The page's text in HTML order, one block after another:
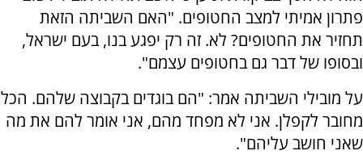
פתרון אמיתי למצב החטופים. "האם השביתה הזאת
תחזיר את החטופים? לא. זה רק יפגע בנו, בעם ישראל,
ובסופו של דבר גם בחטופים עצמם".
על מובילי השביתה אמר: "הם בוגדים בקבוצה שלהם. הכל
מחובר לקפלן. אני לא מפחד מהם, אני אומר להם את מה
שאני חושב עליהם".